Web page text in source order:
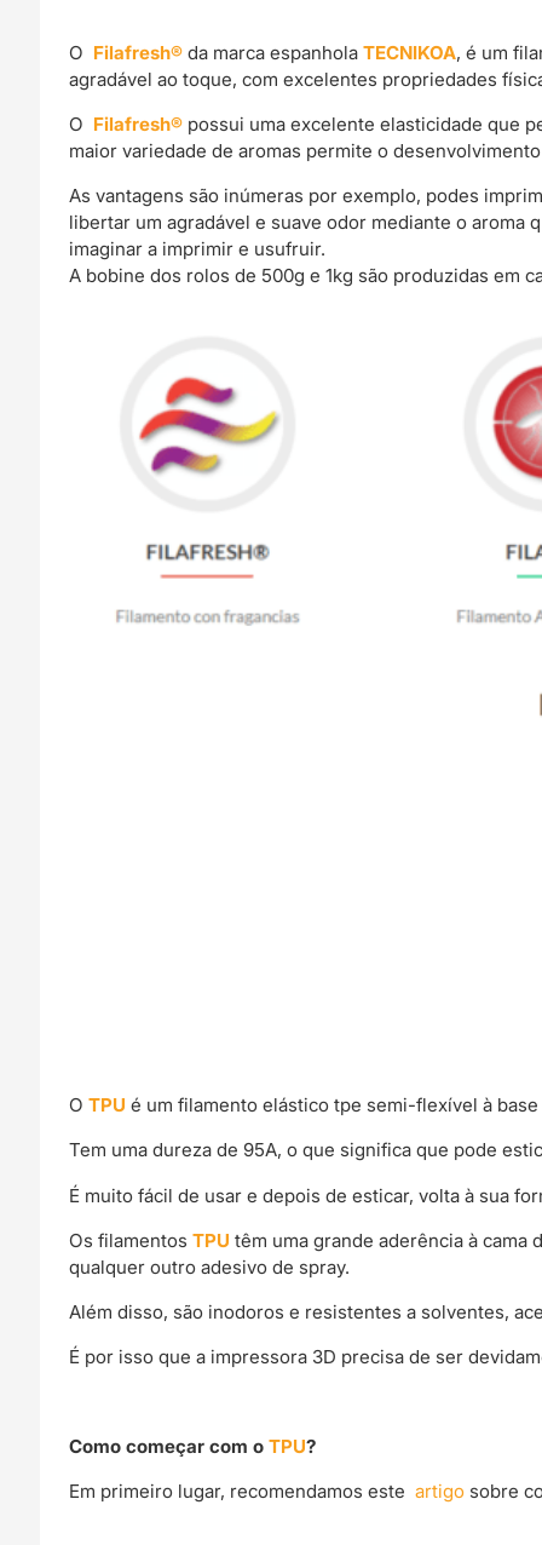
O Filafresh® da marca espanholaTECNIKOA, é um
agradável ao toque, com excelentes propriedades
O Filafresh® possui uma excelente elasticidade que
maior variedade de aromas permite o
As vantagens são inúmeras por exemplo, podes
libertar um agradável e suave odor mediante o aroma
imaginar a imprimir e usufruir.
A bobine dos rolos de 500g e 1kg são produzidas em
OTPU é um filamento elástico tpe semi-flexível à
Tem uma dureza de 95A, o que significa que pode
É muito fácil de usar e depois de esticar, volta à sua
Os filamentosTPU têm uma grande aderência à cama
qualquer outro adesivo de spray.
Além disso, são inodoros e resistentes a solventes,
É por isso que a impressora 3D precisa de ser
Como começar com oTPU?
Em primeiro lugar, recomendamos esteartigo sobre